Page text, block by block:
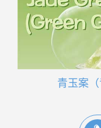
青玉案